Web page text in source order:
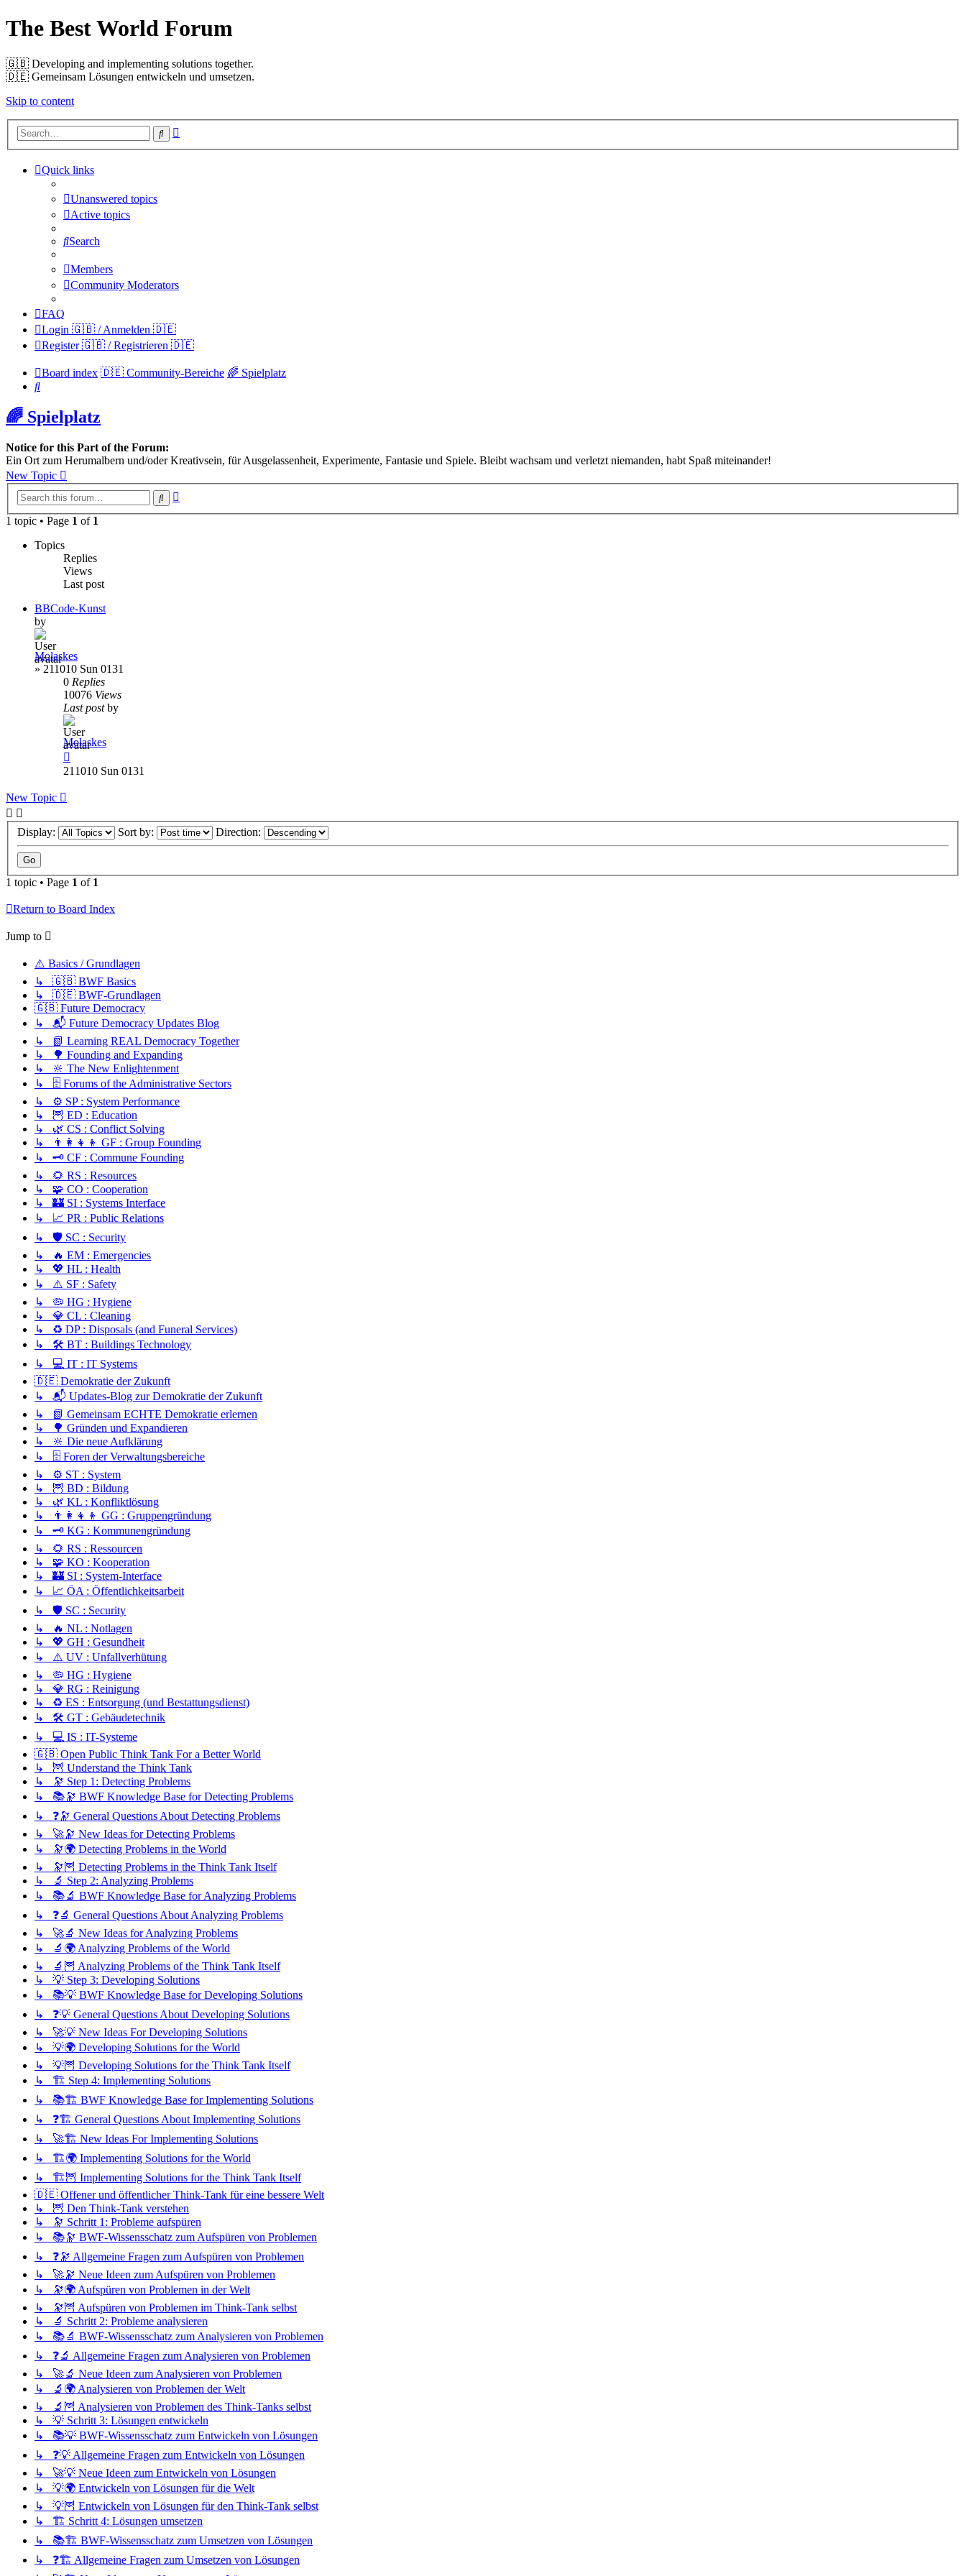
The Best World Forum
🇬🇧️ Developing and implementing solutions together.
🇩🇪️ Gemeinsam Lösungen entwickeln und umsetzen.
Skip to content
Search
Quick links
Unanswered topics
Active topics
Search
Members
Community Moderators
FAQ
Login 🇬🇧 / Anmelden 🇩🇪
Register 🇬🇧 / Registrieren 🇩🇪
Board index 🇩🇪 Community-Bereiche 🌈 Spielplatz
Search
🌈 Spielplatz
Notice for this Part of the Forum:
Ein Ort zum Herumalbern und/oder Kreativsein, für Ausgelassenheit, Experimente, Fantasie und Spiele. Bleibt wachsam und verletzt niemanden, habt Spaß miteinander!
New Topic
Search
1 topic • Page 1 of 1
Topics
Replies
Views
Last post
BBCode-Kunst
by
Molaskes
» 211010 Sun 0131
0 Replies
10076 Views
Last postby
Molaskes
211010 Sun 0131
New Topic
Display: Sort by: Direction:
1 topic • Page 1 of 1
Return to Board Index
Jump to
⚠️ Basics / Grundlagen
↳ 🇬🇧 BWF Basics
↳ 🇩🇪 BWF-Grundlagen
🇬🇧 Future Democracy
↳ 📬 Future Democracy Updates Blog
↳ 📗 Learning REAL Democracy Together
↳ 🌳 Founding and Expanding
↳ 🔆 The New Enlightenment
↳ 🗄️ Forums of the Administrative Sectors
↳ ⚙️ SP : System Performance
↳ 🦉 ED : Education
↳ 🌿 CS : Conflict Solving
↳ 👨‍👩‍👧‍👦 GF : Group Founding
↳ 🗝️ CF : Commune Founding
↳ 🌻 RS : Resources
↳ 🧩 CO : Cooperation
↳ 🏰 SI : Systems Interface
↳ 📈 PR : Public Relations
↳ 🛡️ SC : Security
↳ 🔥 EM : Emergencies
↳ 💖 HL : Health
↳ ⚠️ SF : Safety
↳ 🦠 HG : Hygiene
↳ 💎 CL : Cleaning
↳ ♻️ DP : Disposals (and Funeral Services)
↳ 🛠️ BT : Buildings Technology
↳ 💻 IT : IT Systems
🇩🇪 Demokratie der Zukunft
↳ 📬 Updates-Blog zur Demokratie der Zukunft
↳ 📗 Gemeinsam ECHTE Demokratie erlernen
↳ 🌳 Gründen und Expandieren
↳ 🔆 Die neue Aufklärung
↳ 🗄️ Foren der Verwaltungsbereiche
↳ ⚙️ ST : System
↳ 🦉 BD : Bildung
↳ 🌿 KL : Konfliktlösung
↳ 👨‍👩‍👧‍👦 GG : Gruppengründung
↳ 🗝️ KG : Kommunengründung
↳ 🌻 RS : Ressourcen
↳ 🧩 KO : Kooperation
↳ 🏰 SI : System-Interface
↳ 📈 ÖA : Öffentlichkeitsarbeit
↳ 🛡️ SC : Security
↳ 🔥 NL : Notlagen
↳ 💖 GH : Gesundheit
↳ ⚠️ UV : Unfallverhütung
↳ 🦠 HG : Hygiene
↳ 💎 RG : Reinigung
↳ ♻️ ES : Entsorgung (und Bestattungsdienst)
↳ 🛠️ GT : Gebäudetechnik
↳ 💻 IS : IT-Systeme
🇬🇧 Open Public Think Tank For a Better World
↳ 🦉 Understand the Think Tank
↳ 🔭 Step 1: Detecting Problems
↳ 📚🔭 BWF Knowledge Base for Detecting Problems
↳ ❓🔭 General Questions About Detecting Problems
↳ 🚀🔭 New Ideas for Detecting Problems
↳ 🔭🌍 Detecting Problems in the World
↳ 🔭🦉 Detecting Problems in the Think Tank Itself
↳ 🔬 Step 2: Analyzing Problems
↳ 📚🔬 BWF Knowledge Base for Analyzing Problems
↳ ❓🔬 General Questions About Analyzing Problems
↳ 🚀🔬 New Ideas for Analyzing Problems
↳ 🔬🌍 Analyzing Problems of the World
↳ 🔬🦉 Analyzing Problems of the Think Tank Itself
↳ 💡 Step 3: Developing Solutions
↳ 📚💡 BWF Knowledge Base for Developing Solutions
↳ ❓💡 General Questions About Developing Solutions
↳ 🚀💡 New Ideas For Developing Solutions
↳ 💡🌍 Developing Solutions for the World
↳ 💡🦉 Developing Solutions for the Think Tank Itself
↳ 🏗️ Step 4: Implementing Solutions
↳ 📚🏗️ BWF Knowledge Base for Implementing Solutions
↳ ❓🏗️ General Questions About Implementing Solutions
↳ 🚀🏗️ New Ideas For Implementing Solutions
↳ 🏗️🌍 Implementing Solutions for the World
↳ 🏗️🦉 Implementing Solutions for the Think Tank Itself
🇩🇪 Offener und öffentlicher Think-Tank für eine bessere Welt
↳ 🦉 Den Think-Tank verstehen
↳ 🔭 Schritt 1: Probleme aufspüren
↳ 📚🔭 BWF-Wissensschatz zum Aufspüren von Problemen
↳ ❓🔭 Allgemeine Fragen zum Aufspüren von Problemen
↳ 🚀🔭 Neue Ideen zum Aufspüren von Problemen
↳ 🔭🌍 Aufspüren von Problemen in der Welt
↳ 🔭🦉 Aufspüren von Problemen im Think-Tank selbst
↳ 🔬 Schritt 2: Probleme analysieren
↳ 📚🔬 BWF-Wissensschatz zum Analysieren von Problemen
↳ ❓🔬 Allgemeine Fragen zum Analysieren von Problemen
↳ 🚀🔬 Neue Ideen zum Analysieren von Problemen
↳ 🔬🌍 Analysieren von Problemen der Welt
↳ 🔬🦉 Analysieren von Problemen des Think-Tanks selbst
↳ 💡 Schritt 3: Lösungen entwickeln
↳ 📚💡 BWF-Wissensschatz zum Entwickeln von Lösungen
↳ ❓💡 Allgemeine Fragen zum Entwickeln von Lösungen
↳ 🚀💡 Neue Ideen zum Entwickeln von Lösungen
↳ 💡🌍 Entwickeln von Lösungen für die Welt
↳ 💡🦉 Entwickeln von Lösungen für den Think-Tank selbst
↳ 🏗️ Schritt 4: Lösungen umsetzen
↳ 📚🏗️ BWF-Wissensschatz zum Umsetzen von Lösungen
↳ ❓🏗️ Allgemeine Fragen zum Umsetzen von Lösungen